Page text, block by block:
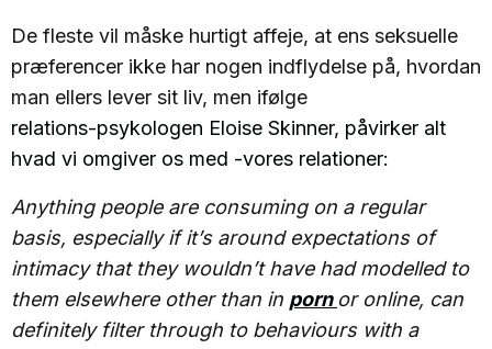
De fleste vil måske hurtigt affeje, at ens seksuelle
præferencer ikke har nogen indflydelse på, hvordan
man ellers lever sit liv, men ifølge
relations-psykologen Eloise Skinner, påvirker alt
hvad vi omgiver os med -vores relationer:
Anything people are consuming on a regular
basis, especially if it’s around expectations of
intimacy that they wouldn’t have had modelled to
them elsewhere other than in porn or online, can
definitely filter through to behaviours with a